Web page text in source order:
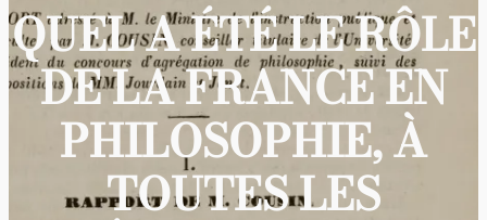
QUEL A ÉTÉ LE RÔLE
DE LA FRANCE EN
PHILOSOPHIE, À
TOUTES LES